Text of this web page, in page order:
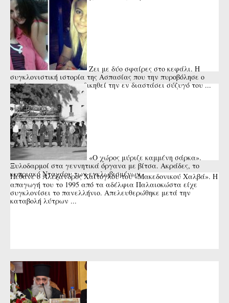
Ζει με δύο σφαίρες στο κεφάλι. Η
συγκλονιστική ιστορία της Ασπασίας που την πυροβόλησε ο
πατέρας της για να εκδικηθεί την εν διαστάσει σύζυγό του ...
«Ο χώρος μύριζε καμμένη σάρκα».
Ξυλοδαρμοί στα γεννητικά όργανα με βίτσα. Ακράδες, το
κυπριακό Νταχάου των εγκλωβισμένων.
Πέθανε ο Αλέξανδρος Χαΐτογλου του «Μακεδονικού Χαλβά». Η
απαγωγή του το 1995 από τα αδέλφια Παλαιοκώστα είχε
συγκλονίσει το πανελλήνιο. Απελευθερώθηκε μετά την
καταβολή λύτρων ...